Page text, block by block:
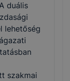
duális
lehetőség
szakmai